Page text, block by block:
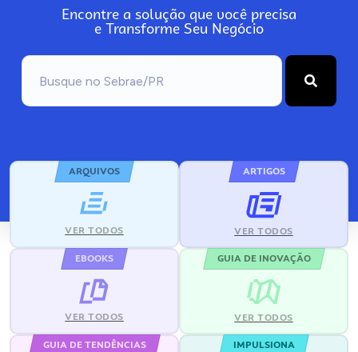
Encontre a solução que você precisa
e Transforme Seu Negócio
ARQUIVOS
VER TODOS
ARTIGOS
VER TODOS
EBOOKS
VER TODOS
GUIA DE INOVAÇÃO
VER TODOS
GUIA DE TENDÊNCIAS IMPULSIONA